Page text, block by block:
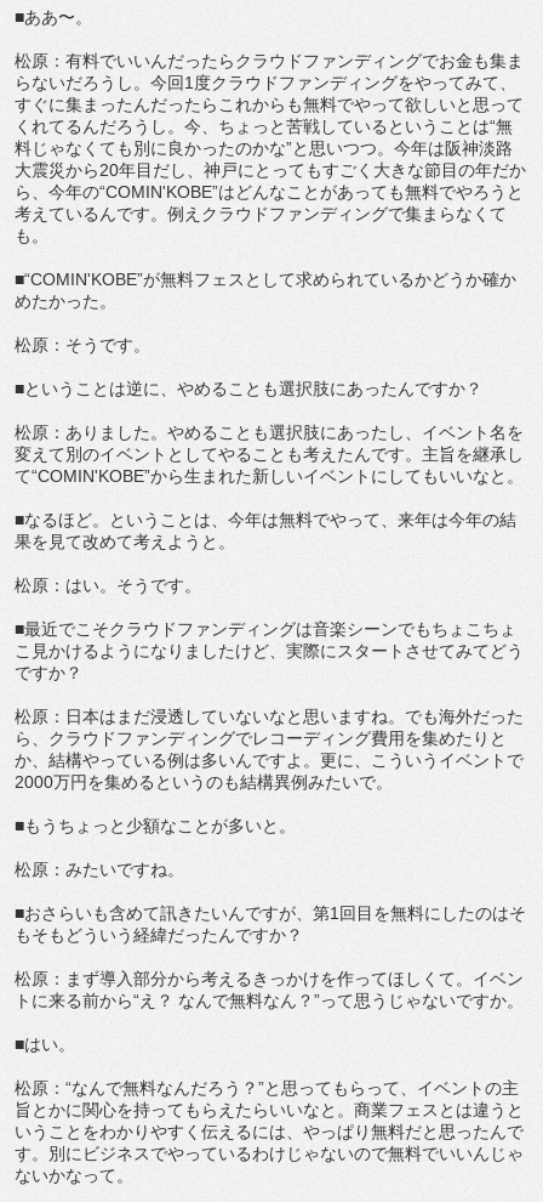
■ああ〜。
松原：有料でいいんだったらクラウドファンディングでお金も集ま
らないだろうし。今回1度クラウドファンディングをやってみて、
すぐに集まったんだったらこれからも無料でやって欲しいと思って
くれてるんだろうし。今、ちょっと苦戦しているということは“無
料じゃなくても別に良かったのかな”と思いつつ。今年は阪神淡路
大震災から20年目だし、神戸にとってもすごく大きな節目の年だか
ら、今年の“COMIN'KOBE”はどんなことがあっても無料でやろうと
考えているんです。例えクラウドファンディングで集まらなくて
も。
■“COMIN'KOBE”が無料フェスとして求められているかどうか確か
めたかった。
松原：そうです。
■ということは逆に、やめることも選択肢にあったんですか？
松原：ありました。やめることも選択肢にあったし、イベント名を
変えて別のイベントとしてやることも考えたんです。主旨を継承し
て“COMIN'KOBE”から生まれた新しいイベントにしてもいいなと。
■なるほど。ということは、今年は無料でやって、来年は今年の結
果を見て改めて考えようと。
松原：はい。そうです。
■最近でこそクラウドファンディングは音楽シーンでもちょこちょ
こ見かけるようになりましたけど、実際にスタートさせてみてどう
ですか？
松原：日本はまだ浸透していないなと思いますね。でも海外だった
ら、クラウドファンディングでレコーディング費用を集めたりと
か、結構やっている例は多いんですよ。更に、こういうイベントで
2000万円を集めるというのも結構異例みたいで。
■もうちょっと少額なことが多いと。
松原：みたいですね。
■おさらいも含めて訊きたいんですが、第1回目を無料にしたのはそ
もそもどういう経緯だったんですか？
松原：まず導入部分から考えるきっかけを作ってほしくて。イベン
トに来る前から“え？ なんで無料なん？”って思うじゃないですか。
■はい。
松原：“なんで無料なんだろう？”と思ってもらって、イベントの主
旨とかに関心を持ってもらえたらいいなと。商業フェスとは違うと
いうことをわかりやすく伝えるには、やっぱり無料だと思ったんで
す。別にビジネスでやっているわけじゃないので無料でいいんじゃ
ないかなって。